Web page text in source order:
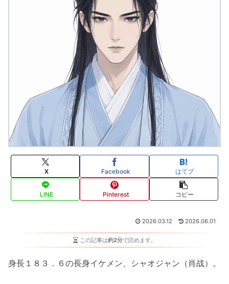
X Facebook はてブ
LINE Pinterest コピー
2026.03.12 2026.06.01
この記事は約2分で読めます。
身長１８３．６の長身イケメン、シャオジャン （肖战）。